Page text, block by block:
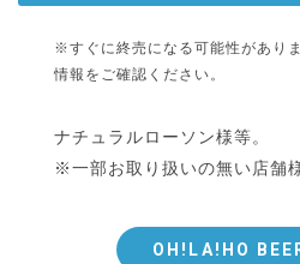
※すぐに終売になる可能性があり
情報をご確認ください。
ナチュラルローソン様等。
※一部お取り扱いの無い店舗
OH!LA!HO